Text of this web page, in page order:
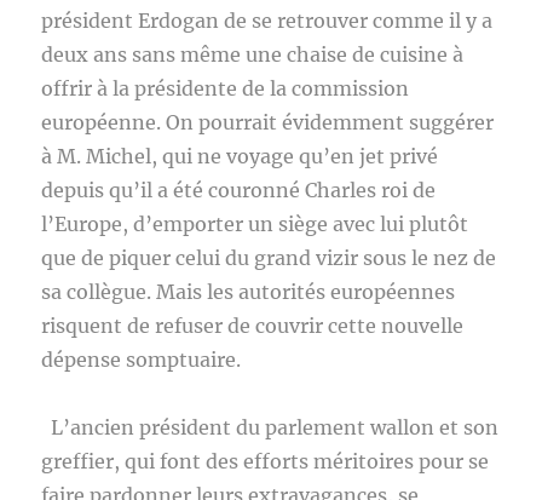
président Erdogan de se retrouver comme il y a
deux ans sans même une chaise de cuisine à
offrir à la présidente de la commission
européenne. On pourrait évidemment suggérer
à M. Michel, qui ne voyage qu’en jet privé
depuis qu’il a été couronné Charles roi de
l’Europe, d’emporter un siège avec lui plutôt
que de piquer celui du grand vizir sous le nez de
sa collègue. Mais les autorités européennes
risquent de refuser de couvrir cette nouvelle
dépense somptuaire.
L’ancien président du parlement wallon et son
greffier, qui font des efforts méritoires pour se
faire pardonner leurs extravagances, se